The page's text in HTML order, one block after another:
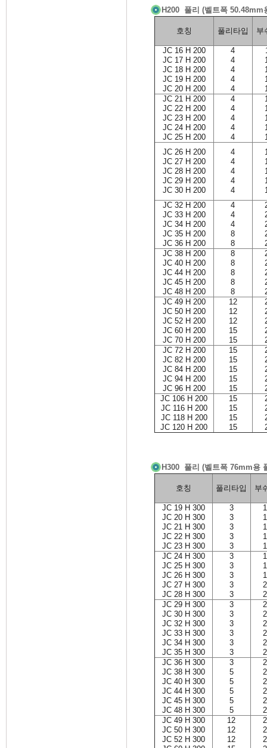
H200 풀리 (벨트폭 50.48mm
호칭 풀리타입 부
JC 16 H 200
JC 17 H 200
JC 18 H 200
JC 19 H 200
JC 20 H 200
4
4
4
4
4
JC 21 H 200
JC 22 H 200
JC 23 H 200
JC 24 H 200
JC 25 H 200
4
4
4
4
4
JC 26 H 200
JC 27 H 200
JC 28 H 200
JC 29 H 200
JC 30 H 200
4
4
4
4
4
JC 32 H 200
JC 33 H 200
JC 34 H 200
JC 35 H 200
JC 36 H 200
4
4
4
8
8
JC 38 H 200
JC 40 H 200
JC 44 H 200
JC 45 H 200
JC 48 H 200
8
8
8
8
8
JC 49 H 200
JC 50 H 200
JC 52 H 200
JC 60 H 200
JC 70 H 200
12
12
12
15
15
JC 72 H 200
JC 82 H 200
JC 84 H 200
JC 94 H 200
JC 96 H 200
15
15
15
15
15
JC 106 H 200
JC 116 H 200
JC 118 H 200
JC 120 H 200
15
15
15
15
H300 풀리 (벨트폭 76mm용
호칭 풀리타입 부
JC 19 H 300
JC 20 H 300
JC 21 H 300
JC 22 H 300
JC 23 H 300
3
3
3
3
3
JC 24 H 300
JC 25 H 300
JC 26 H 300
JC 27 H 300
JC 28 H 300
3
3
3
3
3
JC 29 H 300
JC 30 H 300
JC 32 H 300
JC 33 H 300
JC 34 H 300
JC 35 H 300
3
3
3
3
3
3
JC 36 H 300
JC 38 H 300
JC 40 H 300
JC 44 H 300
JC 45 H 300
JC 48 H 300
3
5
5
5
5
5
JC 49 H 300
JC 50 H 300
JC 52 H 300
12
12
12